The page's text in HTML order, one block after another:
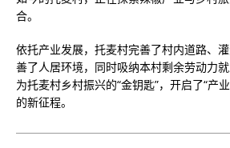
合。
依托产业发展，托麦村完善了村内道路、
善了人居环境，同时吸纳本村剩余劳动力
为托麦村乡村振兴的“金钥匙”，开启了“产
的新征程。